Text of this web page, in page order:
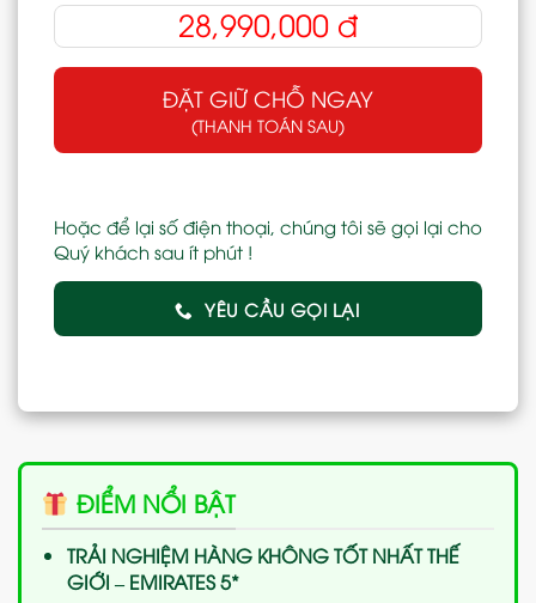
28,990,000 đ
ĐẶT GIỮ CHỖ NGAY
(THANH TOÁN SAU)
Hoặc để lại số điện thoại, chúng tôi sẽ gọi lại cho
Quý khách sau ít phút !
YÊU CẦU GỌI LẠI
ĐIỂM NỔI BẬT
TRẢI NGHIỆM HÀNG KHÔNG TỐT NHẤT THẾ
GIỚI – EMIRATES 5*